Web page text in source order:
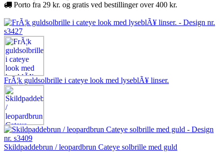
Porto fra 29 kr. og gratis ved bestillinger over 400 kr.
FrÃ¦k guldsolbrille i cateye look med lyseblÃ¥ linser.
Skildpaddebrun / leopardbrun Cateye solbrille med guld